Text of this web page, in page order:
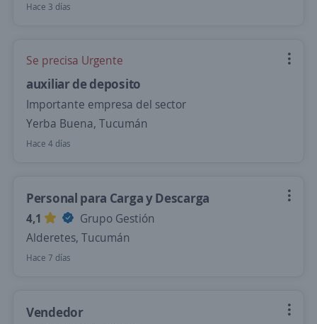
Hace 3 días
Se precisa Urgente
auxiliar de deposito
Importante empresa del sector
Yerba Buena, Tucumán
Hace 4 días
Personal para Carga y Descarga
4,1
Grupo Gestión
Alderetes, Tucumán
Hace 7 días
Vendedor